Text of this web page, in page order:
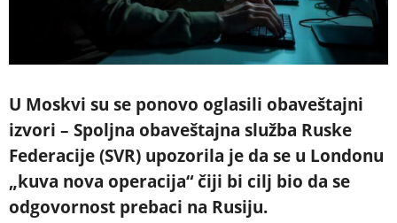
U Moskvi su se ponovo oglasili obaveštajni
izvori – Spoljna obaveštajna služba Ruske
Federacije (SVR) upozorila je da se u Londonu
„kuva nova operacija“ čiji bi cilj bio da se
odgovornost prebaci na Rusiju.